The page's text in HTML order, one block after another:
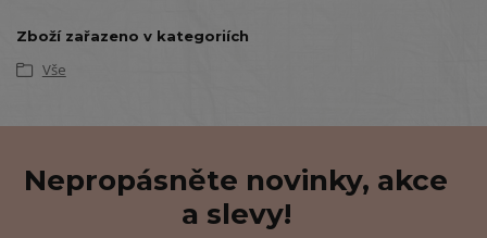
Zboží zařazeno v kategoriích
Vše
Nepropásněte novinky, akce
a slevy!